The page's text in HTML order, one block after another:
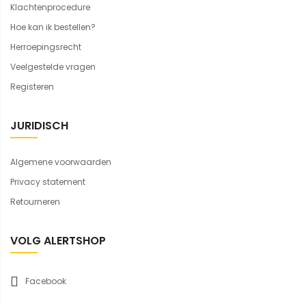
Klachtenprocedure
Hoe kan ik bestellen?
Herroepingsrecht
Veelgestelde vragen
Registeren
JURIDISCH
Algemene voorwaarden
Privacy statement
Retourneren
VOLG ALERTSHOP
Facebook